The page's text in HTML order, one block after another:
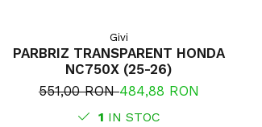
Givi
PARBRIZ TRANSPARENT HONDA
NC750X (25-26)
551,00 RON484,88 RON
1 IN STOC